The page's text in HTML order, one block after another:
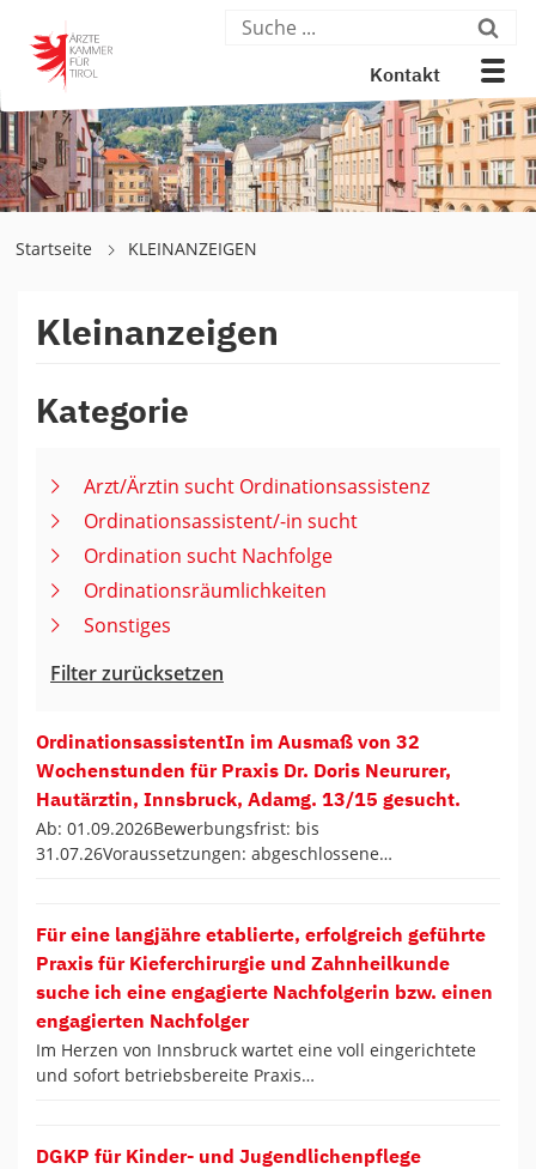
Kontakt
Startseite KLEINANZEIGEN
Kleinanzeigen
Kategorie
Arzt/Ärztin sucht Ordinationsassistenz
Ordinationsassistent/-in sucht
Ordination sucht Nachfolge
Ordinationsräumlichkeiten
Sonstiges
Filter zurücksetzen
OrdinationsassistentIn im Ausmaß von 32
Wochenstunden für Praxis Dr. Doris Neururer,
Hautärztin, Innsbruck, Adamg. 13/15 gesucht.
Ab: 01.09.2026Bewerbungsfrist: bis
31.07.26Voraussetzungen: abgeschlossene…
Für eine langjähre etablierte, erfolgreich geführte
Praxis für Kieferchirurgie und Zahnheilkunde
suche ich eine engagierte Nachfolgerin bzw. einen
engagierten Nachfolger
Im Herzen von Innsbruck wartet eine voll eingerichtete
und sofort betriebsbereite Praxis…
DGKP für Kinder- und Jugendlichenpflege